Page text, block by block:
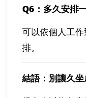
Q6 ：多久安排
可以依個人工
排。
結語：別讓久